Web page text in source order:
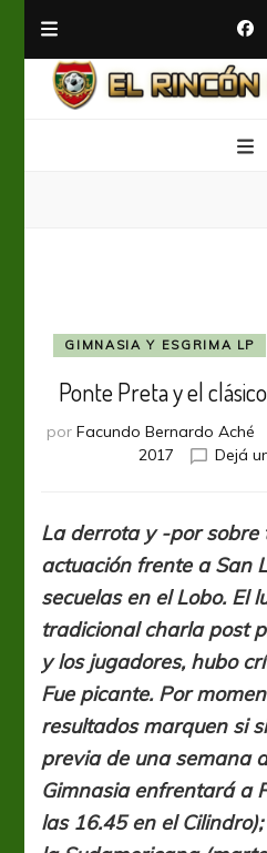
GIMNASIA Y ESGRIMA LP
Ponte Preta y el
por Facundo Bernardo Aché
2017
Dejá
La derrota y -por sobre
actuación frente a San
secuelas en el Lobo. El
tradicional charla post
y los jugadores, hubo
Fue picante. Por
resultados marquen si
previa de una semana
Gimnasia enfrentará a
las 16.45 en el